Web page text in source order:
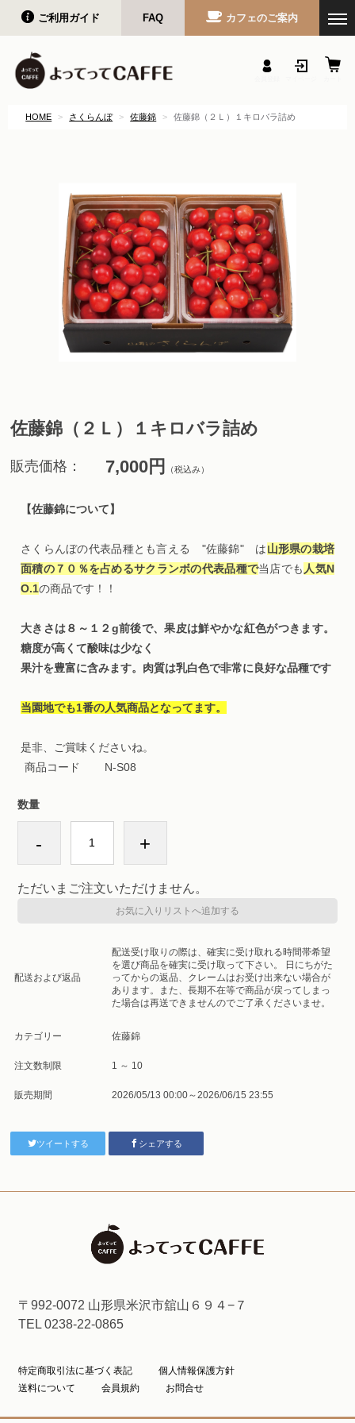
ご利用ガイド FAQ カフェのご案内
HOME さくらんぼ 佐藤錦 佐藤錦（２Ｌ）１キロバラ詰め
佐藤錦（２Ｌ）１キロバラ詰め
販売価格： 7,000円 （税込み）
【佐藤錦について】
さくらんぼの代表品種とも言える "佐藤錦" は山形県の栽培
面積の７０％を占めるサクランボの代表品種で当店でも 人気N
O.1の商品です！！
大きさは８～１２g前後で、果皮は鮮やかな紅色がつきます。
糖度が高くて酸味は少なく
果汁を豊富に含みます。肉質は乳白色で非常に良好な品種です
当園地でも1番の人気商品となってます。
是非、ご賞味くださいね。
商品コード
N-S08
数量
- +
ただいまご注文いただけません。
お気に入りリストへ追加する
配送および返品
配送受け取りの際は、確実に受け取れる時間帯希望
を選び商品を確実に受け取って下さい。 日にちがた
ってからの返品、クレームはお受け出来ない場合が
あります。また、長期不在等で商品が戻ってしまっ
た場合は再送できませんのでご了承くださいませ。
カテゴリー 佐藤錦
注文数制限 1 ～ 10
販売期間 2026/05/13 00:00～2026/06/15 23:55
ツイートする シェアする
〒992-0072 山形県米沢市舘山６９４−７
TEL 0238-22-0865
特定商取引法に基づく表記
個人情報保護方針
送料について
会員規約 お問合せ